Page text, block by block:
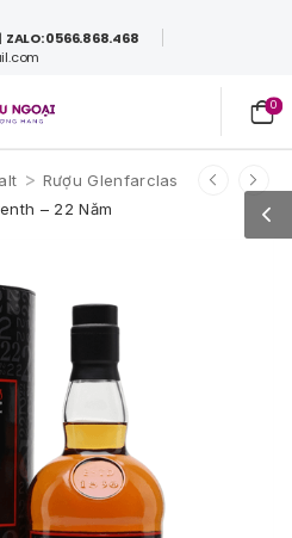
ZALO: 0566.868.468
0
> Rượu Glenfarclas
– 22 Năm